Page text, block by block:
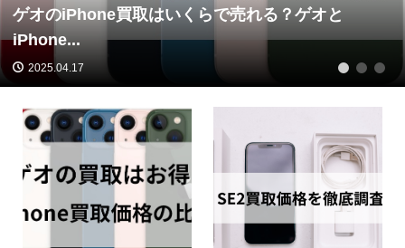
ゲオのiPhone買取はいくらで売れる？ゲオと
iPhone...
2025.04.17 1 2 3